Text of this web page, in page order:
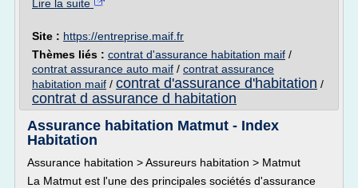
Lire la suite
Site : https://entreprise.maif.fr
Thèmes liés : contrat d'assurance habitation maif /
contrat assurance auto maif / contrat assurance
habitation maif / contrat d'assurance d'habitation /
contrat d assurance d habitation
Assurance habitation Matmut - Index
Habitation
Assurance habitation > Assureurs habitation > Matmut
La Matmut est l'une des principales sociétés d'assurance